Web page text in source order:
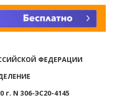
ФЕДЕРАЦИИ
г. N 306-ЭС20-4145